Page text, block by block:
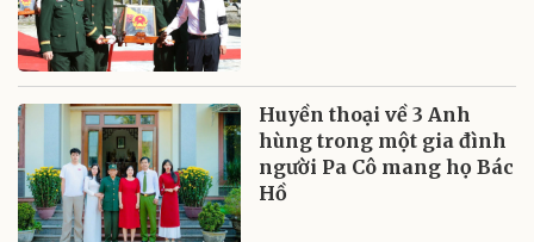
Huyền thoại về 3 Anh
hùng trong một gia đình
người Pa Cô mang họ Bác
Hồ